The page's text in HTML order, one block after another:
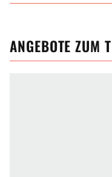
ANGEBOTE ZUM